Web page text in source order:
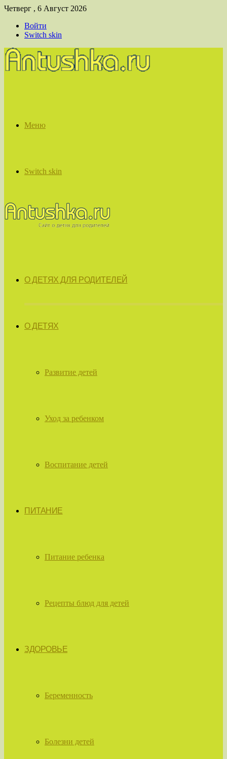
Четверг , 6 Август 2026
Войти
Switch skin
Меню
Switch skin
О ДЕТЯХ ДЛЯ РОДИТЕЛЕЙ
О ДЕТЯХ
Развитие детей
Уход за ребенком
Воспитание детей
ПИТАНИЕ
Питание ребенка
Рецепты блюд для детей
ЗДОРОВЬЕ
Беременность
Болезни детей